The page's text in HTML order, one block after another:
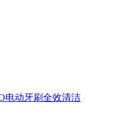
电动牙刷全效清洁